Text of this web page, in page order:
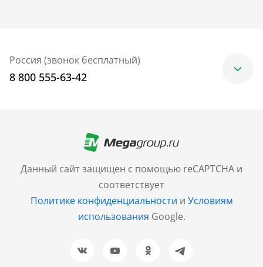
Данный сайт защищен с помощью reCAPTCHA и
соответствует
Политике конфиденциальности и Условиям
использования Google.
Россия (звонок бесплатный)
8 800 555-63-42
+7 (499) 705-30-10
Санкт-Петербург
+7 (812) 600-77-33
Барнаул
+7 (961) 999-93-93
Новосибирск